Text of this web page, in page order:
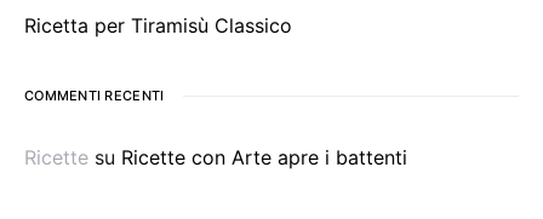
Ricetta per Tiramisù Classico
COMMENTI RECENTI
Ricette su Ricette con Arte apre i battenti